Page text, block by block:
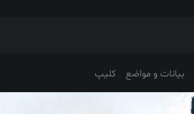
بیانات و مواضع کلیپ